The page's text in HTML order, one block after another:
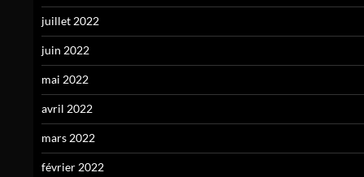
juillet 2022
juin 2022
mai 2022
avril 2022
mars 2022
février 2022